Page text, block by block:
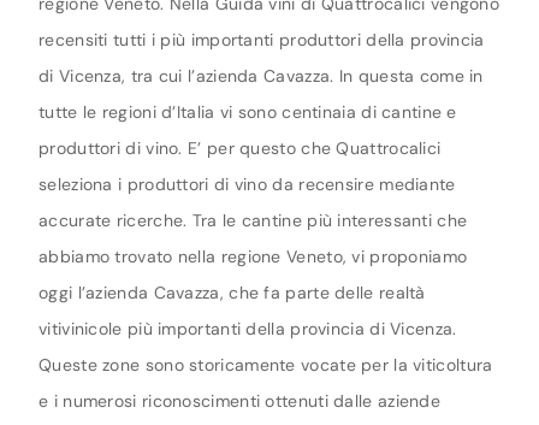
recensiti tutti i più importanti produttori della provincia
di Vicenza, tra cui l’azienda Cavazza. In questa come in
tutte le regioni d’Italia vi sono centinaia di cantine e
produttori di vino. E’ per questo che Quattrocalici
seleziona i produttori di vino da recensire mediante
accurate ricerche. Tra le cantine più interessanti che
abbiamo trovato nella regione Veneto, vi proponiamo
oggi l’azienda Cavazza, che fa parte delle realtà
vitivinicole più importanti della provincia di Vicenza.
Queste zone sono storicamente vocate per la viticoltura
e i numerosi riconoscimenti ottenuti dalle aziende